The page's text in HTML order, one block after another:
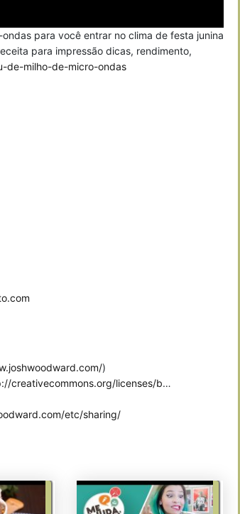
para você entrar no clima de festa junina
para impressão dicas, rendimento,
de-milho-de-micro-ondas
)
creativecommons.org/licenses/b…
etc/sharing/